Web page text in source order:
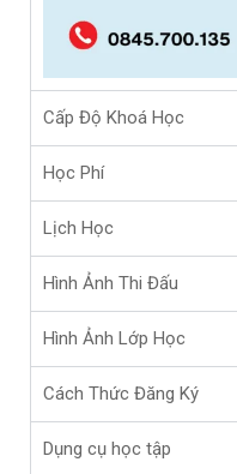
Cấp Độ Khoá Học
Học Phí
Lịch Học
Hình Ảnh Thi Đấu
Hình Ảnh Lớp Học
Cách Thức Đăng Ký
Dụng cụ học tập